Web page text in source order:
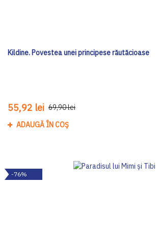
Kildine. Povestea unei principese răutăcioase
55,92 lei 69,90 lei
ADAUGĂ ÎN COȘ
-76%